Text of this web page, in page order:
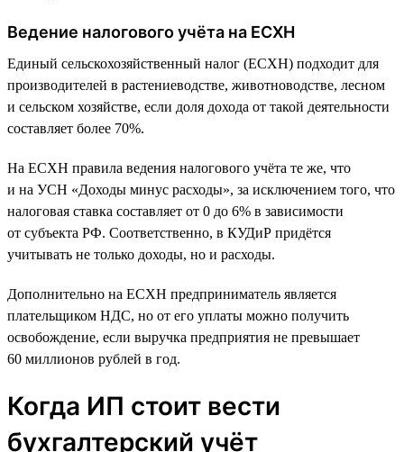
Ведение налогового учёта на ЕСХН
Единый сельскохозяйственный налог (ЕСХН) подходит для
производителей в растениеводстве, животноводстве, лесном
и сельском хозяйстве, если доля дохода от такой деятельности
составляет более 70%.
На ЕСХН правила ведения налогового учёта те же, что
и на УСН «Доходы минус расходы», за исключением того, что
налоговая ставка составляет от 0 до 6% в зависимости
от субъекта РФ. Соответственно, в КУДиР придётся
учитывать не только доходы, но и расходы.
Дополнительно на ЕСХН предприниматель является
плательщиком НДС, но от его уплаты можно получить
освобождение, если выручка предприятия не превышает
60 миллионов рублей в год.
Когда ИП стоит вести
бухгалтерский учёт